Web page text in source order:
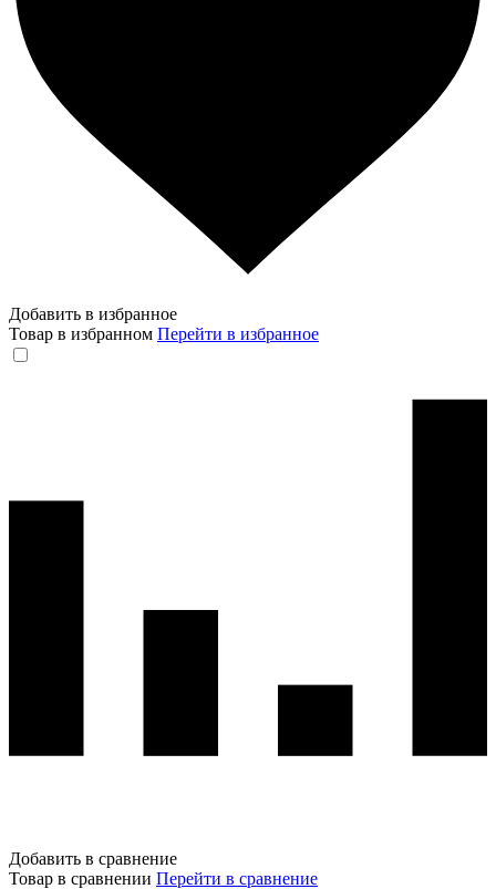
Добавить в избранное
Товар в избранном Перейти в избранное
Добавить в сравнение
Товар в сравнении Перейти в сравнение